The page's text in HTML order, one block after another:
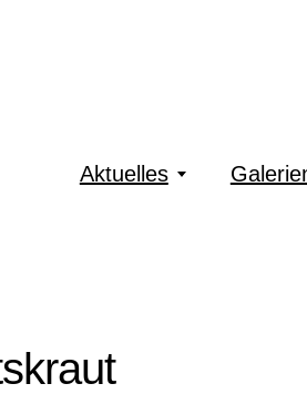
Aktuelles